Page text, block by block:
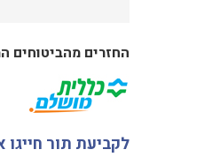
החזרים מהביטוחים
לקביעת תור